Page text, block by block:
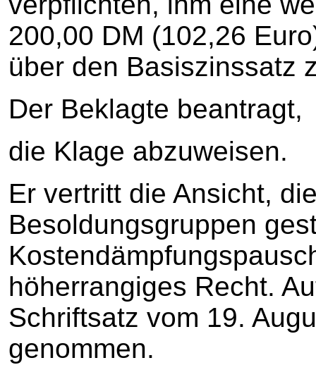
200,00 DM (102,26
über den Basiszinssatz
Der Beklagte beantragt,
die Klage abzuweisen.
Er vertritt die Ansicht,
Besoldungsgruppen
höherrangiges Recht.
Schriftsatz vom 19.
genommen.